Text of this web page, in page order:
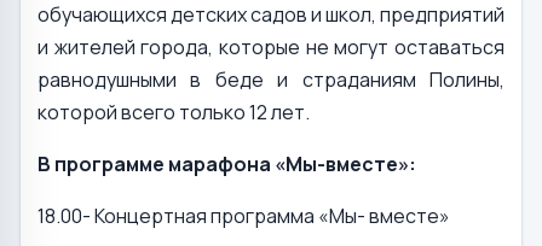
обучающихся детских садов и школ, предприятий
и жителей города, которые не могут оставаться
равнодушными в беде и страданиям Полины,
которой всего только 12 лет.
В программе марафона «Мы-вместе»:
18.00- Концертная программа «Мы- вместе»